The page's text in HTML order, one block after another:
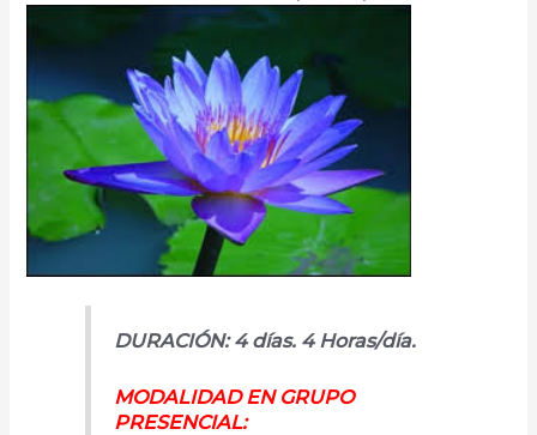
DURACIÓN: 4 días. 4 Horas/día.
MODALIDAD EN GRUPO
PRESENCIAL: